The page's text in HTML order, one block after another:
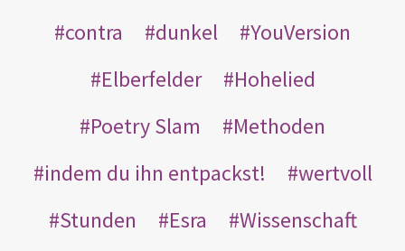
contra
dunkel
YouVersion
Elberfelder
Hohelied
Poetry Slam
Methoden
indem du ihn entpackst!
wertvoll
Stunden
Esra
Wissenschaft